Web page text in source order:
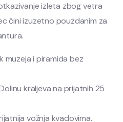
izleta zbog vetra
čini izuzetno pouzdanim za
muzeja i piramida bez
kraljeva na prijatnih 25
vožnja kvadovima.